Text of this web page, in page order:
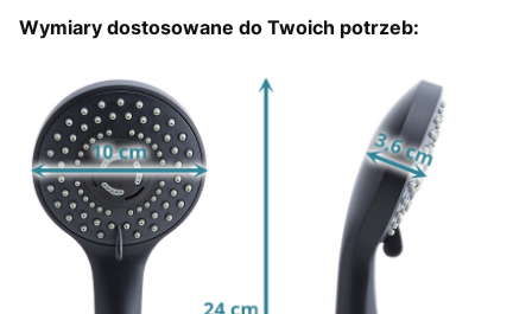
Wymiary dostosowane do Twoich potrzeb: